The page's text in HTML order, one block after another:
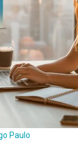
Paulo